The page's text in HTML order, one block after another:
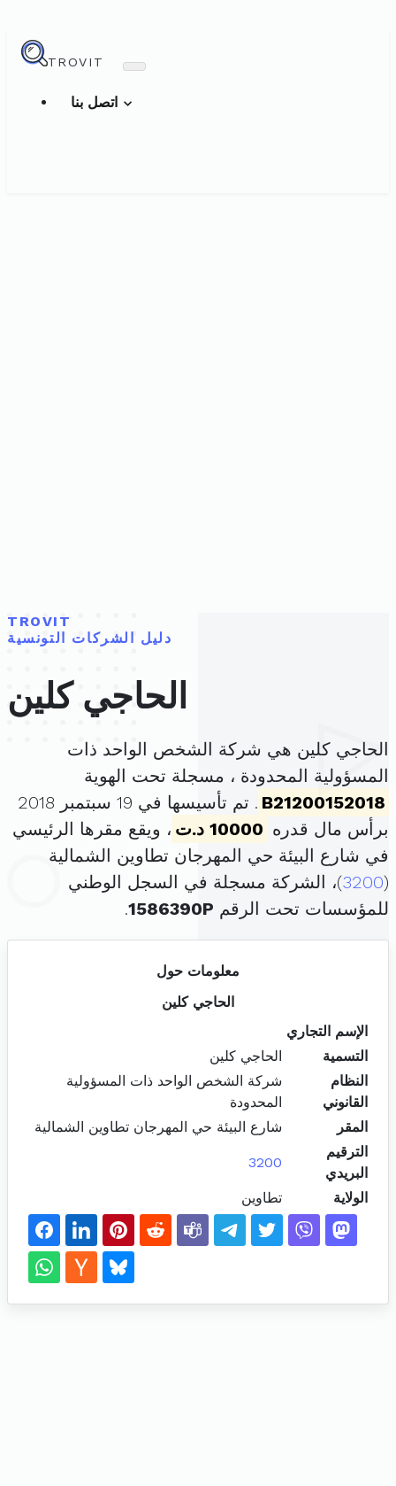
TROVIT
TROVIT
دليل الشركات التونسية
الحاجي كلين
الحاجي كلين هي شركة الشخص الواحد ذات
المسؤولية المحدودة ، مسجلة تحت الهوية
B21200152018
. تم تأسيسها في 19 سبتمبر 2018
برأس مال قدره 10000 د.ت
، ويقع مقرها الرئيسي
في شارع البيئة حي المهرجان تطاوين الشمالية
(
3200)، الشركة مسجلة في السجل الوطني
للمؤسسات تحت الرقم 1586390P
.
معلومات حول
الحاجي كلين
الإسم التجاري
التسمية
الحاجي كلين
النظام
القانوني
شركة الشخص الواحد ذات المسؤولية
المحدودة
المقر
شارع البيئة حي المهرجان تطاوين الشمالية
الترقيم
البريدي
3200
الولاية تطاوين